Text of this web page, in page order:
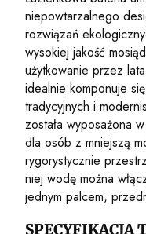
niepowtarzalnego
rozwiązań
wysokiej jakość
użytkowanie przez
idealnie komponuje
tradycyjnych i
została wyposażona
dla osób z mniejszą
rygorystycznie
niej wodę można
jednym palcem,
SPECYFIKACJA